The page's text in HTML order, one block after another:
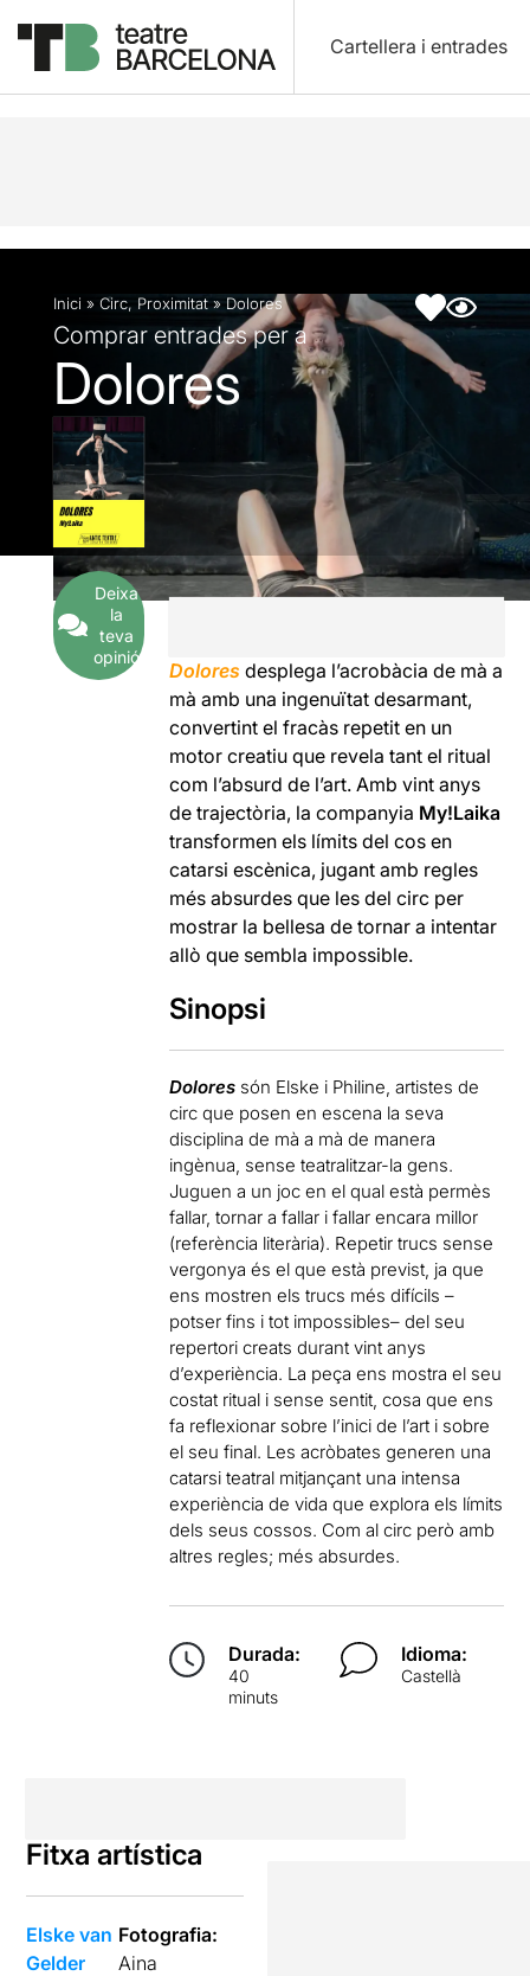
Cartellera i entrades
Descripció Fitxa artística Fotos i vídeos
Inici » Circ, Proximitat»Dolores
Comprar entrades per a
Dolores
Deixa
la
teva
opinió
Dolores desplega l’acrobàcia de mà a
mà amb una ingenuïtat desarmant,
convertint el fracàs repetit en un
motor creatiu que revela tant el ritual
com l’absurd de l’art. Amb vint anys
de trajectòria, la companyia My!Laika
transformen els límits del cos en
catarsi escènica, jugant amb regles
més absurdes que les del circ per
mostrar la bellesa de tornar a intentar
allò que sembla impossible.
Sinopsi
Dolores són Elske i Philine, artistes de
circ que posen en escena la seva
disciplina de mà a mà de manera
ingènua, sense teatralitzar-la gens.
Juguen a un joc en el qual està permès
fallar, tornar a fallar i fallar encara millor
(referència literària). Repetir trucs sense
vergonya és el que està previst, ja que
ens mostren els trucs més difícils –
potser fins i tot impossibles– del seu
repertori creats durant vint anys
d’experiència. La peça ens mostra el seu
costat ritual i sense sentit, cosa que ens
fa reflexionar sobre l’inici de l’art i sobre
el seu final. Les acròbates generen una
catarsi teatral mitjançant una intensa
experiència de vida que explora els límits
dels seus cossos. Com al circ però amb
altres regles; més absurdes.
Durada:
40
minuts
Idioma:
Castellà
Fitxa artística
Elske van
Gelder
Fotografia:
Aina